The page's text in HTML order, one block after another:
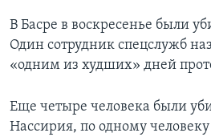
В Басре в воскресенье были
Один сотрудник спецслужб
«одним из худших» дней
Еще четыре человека были
Нассирия, по одному